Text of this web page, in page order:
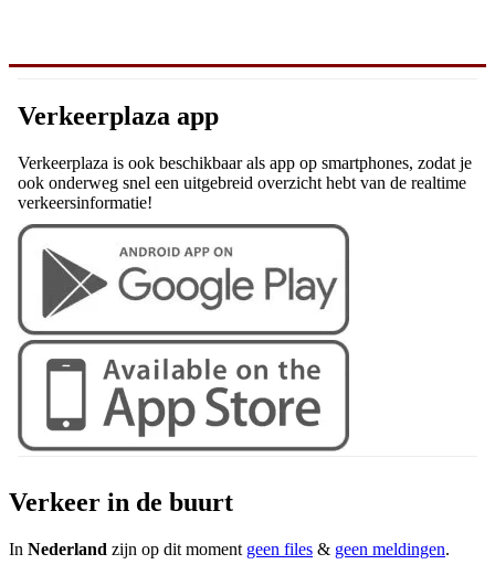
Verkeerplaza app
Verkeerplaza is ook beschikbaar als app op smartphones, zodat je
ook onderweg snel een uitgebreid overzicht hebt van de realtime
verkeersinformatie!
Verkeer in de buurt
In Nederland zijn op dit moment geen files & geen meldingen.